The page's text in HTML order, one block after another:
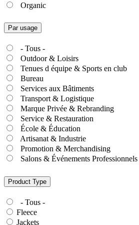
Organic
Par usage
- Tous -
Outdoor & Loisirs
Tenues d équipe & Sports en club
Bureau
Services aux Bâtiments
Transport & Logistique
Marque Privée & Rebranding
Service & Restauration
École & Éducation
Artisanat & Industrie
Promotion & Merchandising
Salons & Événements Professionnels
Product Type
- Tous -
Fleece
Jackets